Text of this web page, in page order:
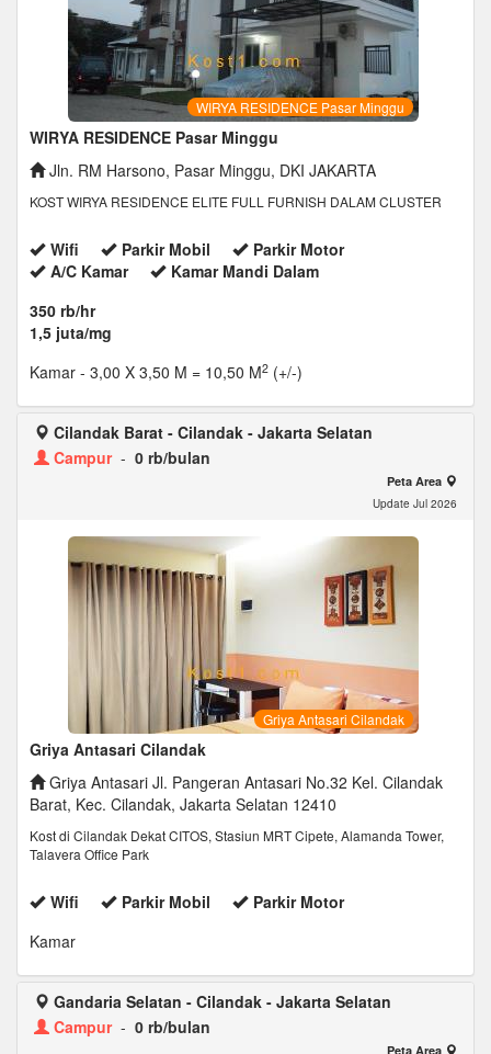
WIRYA RESIDENCE Pasar Minggu
WIRYA RESIDENCE Pasar Minggu
Jln. RM Harsono, Pasar Minggu, DKI JAKARTA
KOST WIRYA RESIDENCE ELITE FULL FURNISH DALAM CLUSTER
Wifi Parkir Mobil
Parkir Motor
A/C Kamar
Kamar Mandi Dalam
350 rb/hr
1,5 juta/mg
Kamar - 3,00 X 3,50 M = 10,50 M2 (+/-)
Cilandak Barat - Cilandak - Jakarta Selatan
Campur- 0 rb/bulan
Peta Area
Update Jul 2026
Griya Antasari Cilandak
Griya Antasari Cilandak
Griya Antasari Jl. Pangeran Antasari No.32 Kel. Cilandak
Barat, Kec. Cilandak, Jakarta Selatan 12410
Kost di Cilandak Dekat CITOS, Stasiun MRT Cipete, Alamanda Tower,
Talavera Office Park
Wifi Parkir Mobil
Parkir Motor
Kamar
Gandaria Selatan - Cilandak - Jakarta Selatan
Campur- 0 rb/bulan
Peta Area